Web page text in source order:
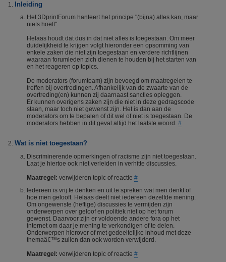
Inleiding
Het 3DprintForum hanteert het principe "(bijna) alles kan, maar
niets hoeft".
Helaas houdt dat dus in dat niet alles is toegestaan. Om meer
duidelijkheid te krijgen volgt hieronder een opsomming van
enkele zaken die niet zijn toegestaan en verdere richtlijnen
waaraan forumleden zich dienen te houden bij het starten van
en het reageren op topics.
De moderators (forumteam) zijn bevoegd om maatregelen te
treffen bij overtredingen. Afhankelijk van de zwaarte van de
overtreding(en) kunnen zij daarnaast sancties opleggen.
Er kunnen overigens zaken zijn die niet in deze gedragscode
staan, maar toch niet gewenst zijn. Het is dan aan de
moderators om te bepalen of dit wel of niet is toegestaan. De
moderators hebben in dit geval altijd het laatste woord. #
Wat is niet toegestaan?
Discriminerende opmerkingen of racisme zijn niet toegestaan.
Laat je hiertoe ook niet verleiden in verhitte discussies.
Maatregel: verwijderen topic of reactie #
Iedereen is vrij te denken en uit te spreken wat men denkt of
hoe men gelooft. Helaas deelt niet iedereen dezelfde mening.
Om ongewenste (heftige) discussies te vermijden zijn
onderwerpen over geloof en politiek niet op het forum
gewenst. Daarvoor zijn er voldoende andere fora op het
internet om daar je mening te verkondigen of te delen.
Onderwerpen hierover of met gedeeltelijke inhoud met deze
themaâ€™s zullen dan ook worden verwijderd.
Maatregel: verwijderen topic of reactie #